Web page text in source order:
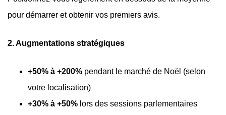
pour démarrer et obtenir vos premiers avis.
2. Augmentations stratégiques
+50% à +200% pendant le marché de Noël (selon
votre localisation)
+30% à +50% lors des sessions parlementaires